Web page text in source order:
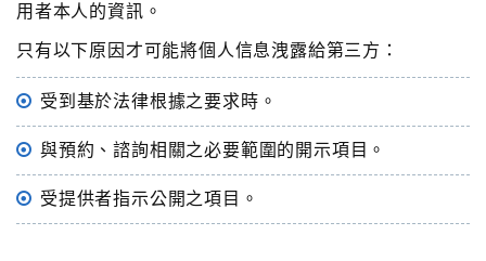
用者本人的資訊。
只有以下原因才可能將個人信息洩露給第三方：
受到基於法律根據之要求時。
與預約、諮詢相關之必要範圍的開示項目。
受提供者指示公開之項目。